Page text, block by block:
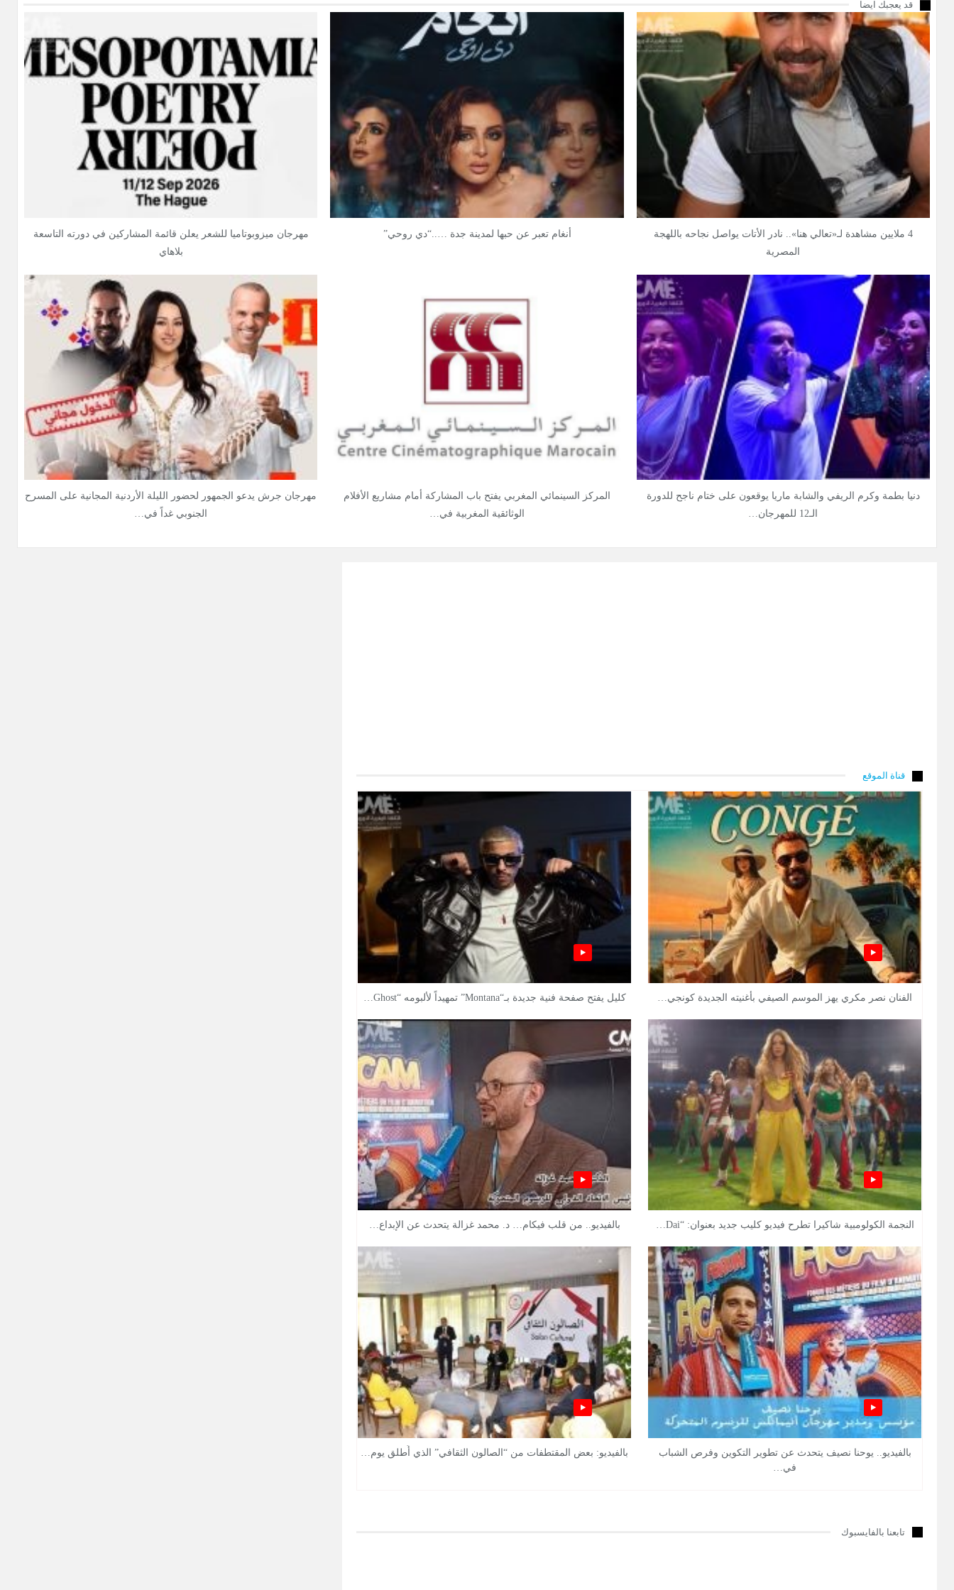
قد يعجبك ايضا
4 ملايين مشاهدة لـ«تعالي هنا».. نادر الأتات يواصل نجاحه باللهجة
المصرية
أنغام تعبر عن حبها لمدينة جدة …..“دي روحي”
مهرجان ميزوبوتاميا للشعر يعلن قائمة المشاركين في دورته التاسعة
بلاهاي
دنيا بطمة وكرم الريفي والشابة ماريا يوقعون على ختام ناجح للدورة
الـ12 للمهرجان…
المركز السينمائي المغربي يفتح باب المشاركة أمام مشاريع الأفلام
الوثائقية المغربية في…
مهرجان جرش يدعو الجمهور لحضور الليلة الأردنية المجانية على المسرح
الجنوبي غداً في…
قناة الموقع
الفنان نصر مكري يهز الموسم الصيفي بأغنيته الجديدة كونجي… كليل يفتح صفحة فنية جديدة بـ“Montana” تمهيداً لألبومه “Ghost…
النجمة الكولومبية شاكيرا تطرح فيديو كليب جديد بعنوان: “Dai… بالفيديو.. من قلب فيكام… د. محمد غزالة يتحدث عن الإبداع…
بالفيديو.. يوحنا نصيف يتحدث عن تطوير التكوين وفرص الشباب
في…
بالفيديو: بعض المقتطفات من “الصالون الثقافي” الذي أُطلق يوم…
تابعنا بالفايسبوك